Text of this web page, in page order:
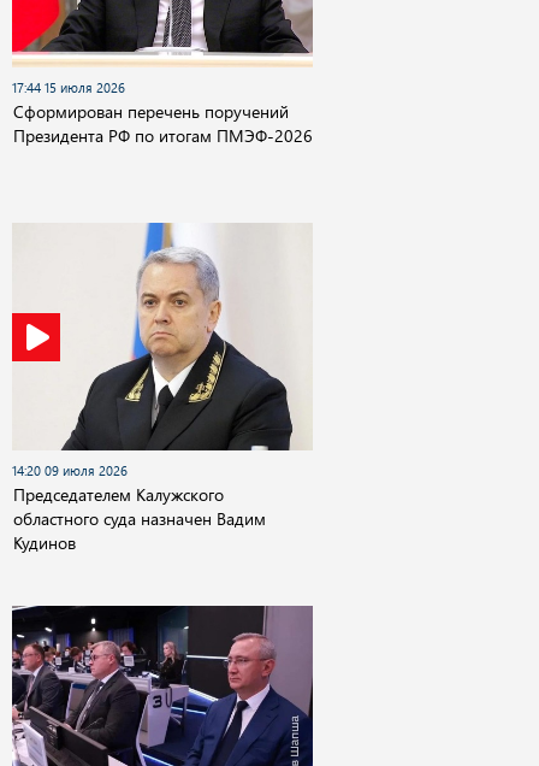
17:44 15 июля 2026
Сформирован перечень поручений
Президента РФ по итогам ПМЭФ-2026
14:20 09 июля 2026
Председателем Калужского
областного суда назначен Вадим
Кудинов